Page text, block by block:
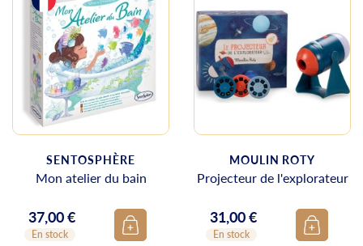
SENTOSPHÈRE
Mon atelier du bain
Prix
37,00 €
En stock
MOULIN ROTY
Projecteur de l'explorateur
Prix
31,00 €
En stock